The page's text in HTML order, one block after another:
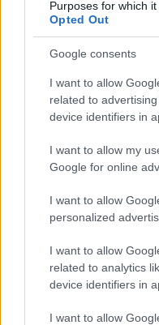
Purposes for which it
Opted Out
Google consents
I want to allow
related to
device identifiers in
I want to allow my
Google for online
I want to allow
personalized
I want to allow
related to analytics
device identifiers in
I want to allow
– tette hozzá
A